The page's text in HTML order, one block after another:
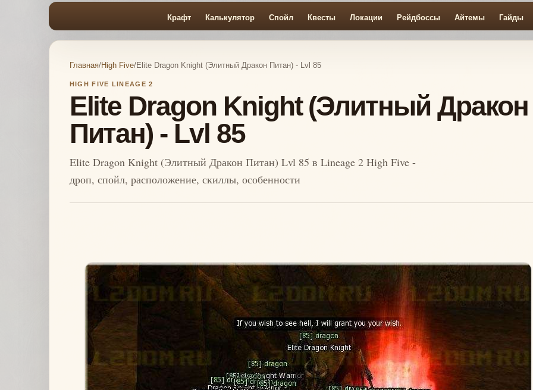
Крафт Калькулятор Спойл Квесты Локации Рейдбоссы Айтемы Гайды
Главная/High Five/Elite Dragon Knight (Элитный Дракон Питан) - Lvl 85
HIGH FIVE LINEAGE 2
Elite Dragon Knight (Элитный Дракон
Питан) - Lvl 85
Elite Dragon Knight (Элитный Дракон Питан) Lvl 85 в Lineage 2 High Five -
дроп, спойл, расположение, скиллы, особенности